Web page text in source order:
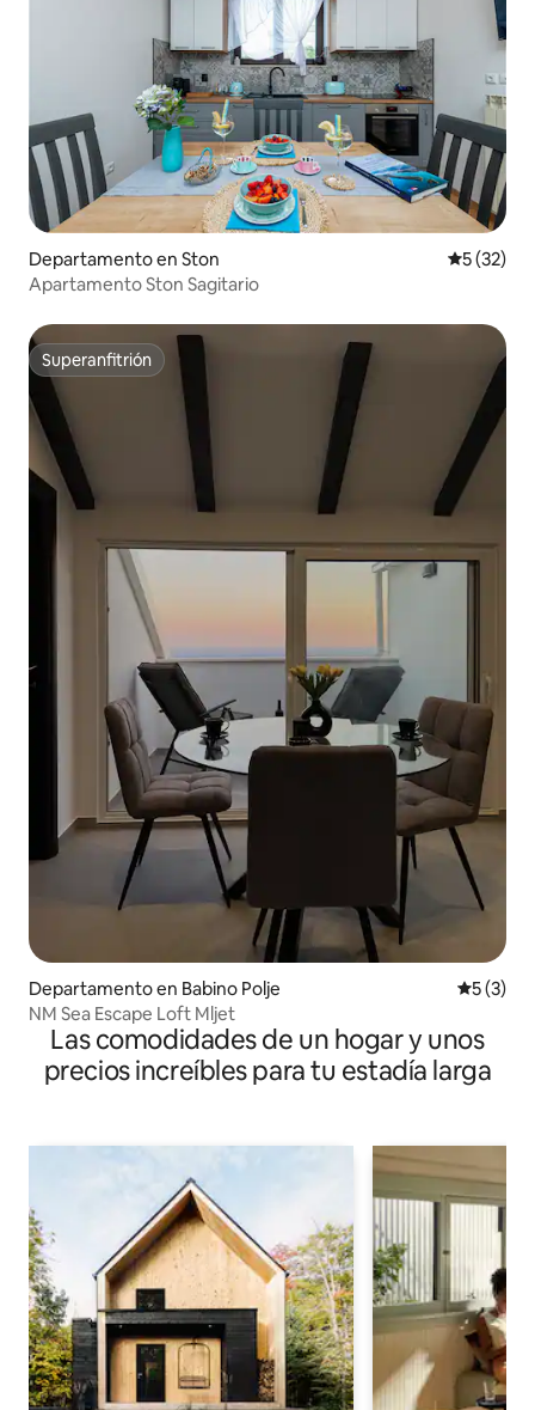
Departamento en Ston
5 (32)
Apartamento Ston Sagitario
Superanfitrión
Superanfitrión
Departamento en Babino Polje
5 (3)
NM Sea Escape Loft Mljet
Las comodidades de un hogar y unos
precios increíbles para tu estadía larga